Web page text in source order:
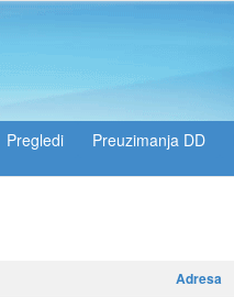
Pregledi Preuzimanja DD
Adresa